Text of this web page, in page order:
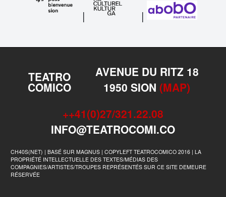
| |
TEATRO
COMICO
AVENUE DU RITZ 18
1950 SION (MAP)
++41(0)27/321.22.08
INFO@TEATROCOMI.CO
CH40S(NET) | BASÉ SUR MAGNUS | COPYLEFT TEATROCOMICO 2016 | LA
PROPRIÉTÉ INTELLECTUELLE DES TEXTES/MÉDIAS DES
COMPAGNIES/ARTISTES/TROUPES REPRÉSENTÉS SUR CE SITE DEMEURE
RÉSERVÉE